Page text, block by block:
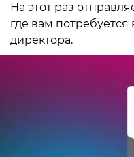
На этот раз
где вам
директора.